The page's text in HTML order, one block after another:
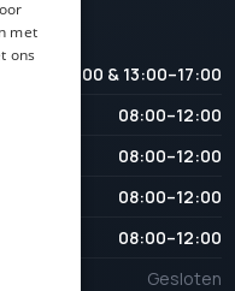
08:00–12:00 & 13:00–17:00
08:00–12:00
08:00–12:00
08:00–12:00
08:00–12:00
Gesloten
met
ons